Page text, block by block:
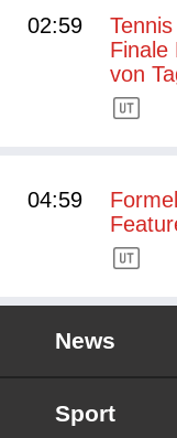
02:59
Finale
von
04:59
News
Sport